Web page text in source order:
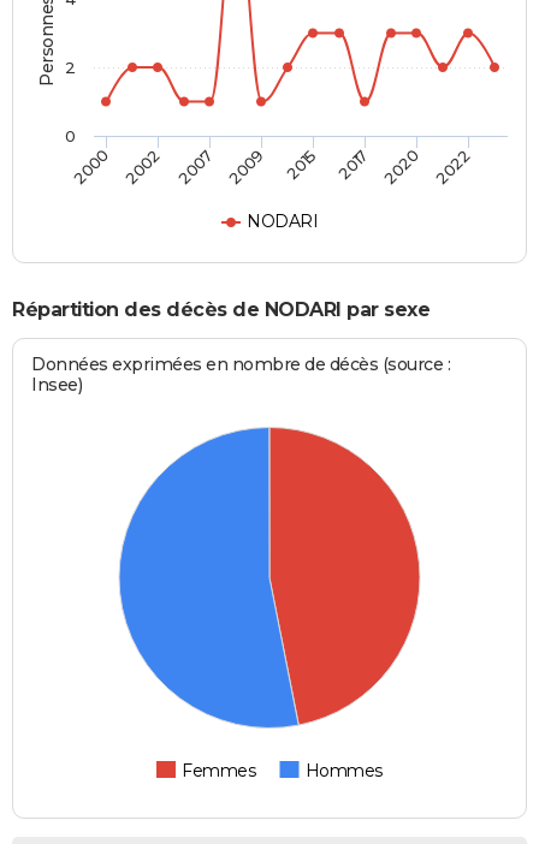
NODARI
2000 2002 2007 2009 2015 2017 2020 2022
0
2
Répartition des décès de NODARI par sexe
Données exprimées en nombre de décès (source :
Insee)
Femmes Hommes